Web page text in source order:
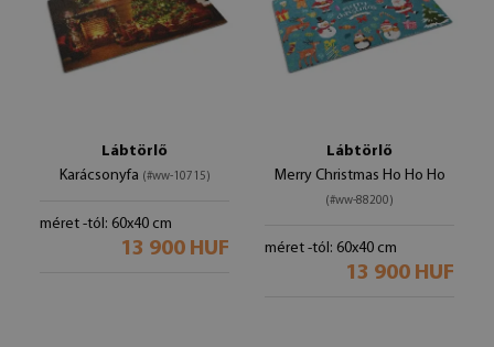
Lábtörlő
Karácsonyfa (#ww-10715)
méret -tól: 60x40 cm
13 900 HUF
Lábtörlő
Merry Christmas Ho Ho Ho
(#ww-88200)
méret -tól: 60x40 cm
13 900 HUF